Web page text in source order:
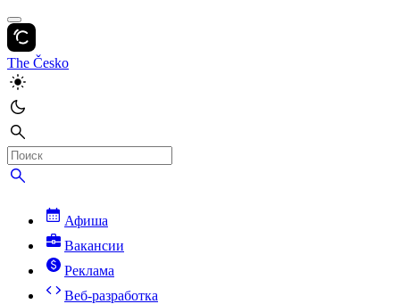
The Česko
Афиша
Вакансии
Реклама
Веб-разработка